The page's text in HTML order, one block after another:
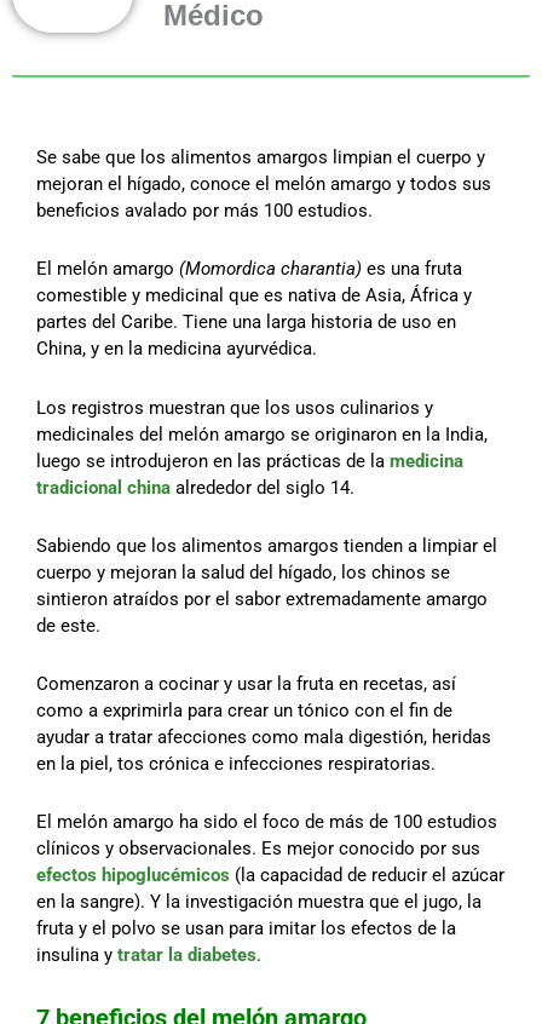
Médico
Se sabe que los alimentos amargos limpian el cuerpo y
mejoran el hígado, conoce el melón amargo y todos sus
beneficios avalado por más 100 estudios.
El melón amargo (Momordica charantia) es una fruta
comestible y medicinal que es nativa de Asia, África y
partes del Caribe. Tiene una larga historia de uso en
China, y en la medicina ayurvédica.
Los registros muestran que los usos culinarios y
medicinales del melón amargo se originaron en la India,
luego se introdujeron en las prácticas de la medicina
tradicional china alrededor del siglo 14.
Sabiendo que los alimentos amargos tienden a limpiar el
cuerpo y mejoran la salud del hígado, los chinos se
sintieron atraídos por el sabor extremadamente amargo
de este.
Comenzaron a cocinar y usar la fruta en recetas, así
como a exprimirla para crear un tónico con el fin de
ayudar a tratar afecciones como mala digestión, heridas
en la piel, tos crónica e infecciones respiratorias.
El melón amargo ha sido el foco de más de 100 estudios
clínicos y observacionales. Es mejor conocido por sus
efectos hipoglucémicos (la capacidad de reducir el azúcar
en la sangre). Y la investigación muestra que el jugo, la
fruta y el polvo se usan para imitar los efectos de la
insulina y tratar la diabetes.
7 beneficios del melón amargo